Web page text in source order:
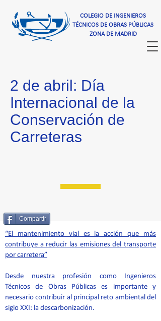
COLEGIO DE INGENIEROS
TÉCNICOS DE OBRAS PÚBLICAS
ZONA DE MADRID
2 de abril: Día
Internacional de la
Conservación de
Carreteras
Compartir
“El mantenimiento vial es la acción que más
contribuye a reducir las emisiones del transporte
por carretera”
Desde nuestra profesión como Ingenieros
Técnicos de Obras Públicas es importante y
necesario contribuir al principal reto ambiental del
siglo XXI: la descarbonización.